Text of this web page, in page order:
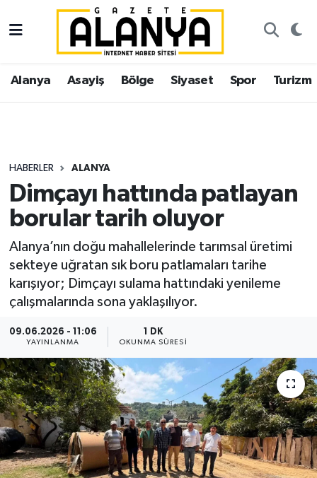
Alanya Asayiş Bölge Siyaset Spor Turizm
HABERLER ALANYA
Dimçayı hattında patlayan
borular tarih oluyor
Alanya’nın doğu mahallelerinde tarımsal üretimi
sekteye uğratan sık boru patlamaları tarihe
karışıyor; Dimçayı sulama hattındaki yenileme
çalışmalarında sona yaklaşılıyor.
09.06.2026 - 11:06
YAYINLANMA
1 DK
OKUNMA SÜRESI
Alanya
Asayiş
Siyaset
Spor
Ekonomi
Gazipaşa
İstanbul Nöbetçi Eczaneler
İstanbul Hava Durumu
Süper Lig Puan Durumu ve Fikstür
Tüm Manşetler
Haber Arşivi